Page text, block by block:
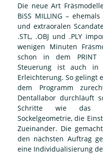
Die neue Art
BiSS MILLING –
und extraoralen
.STL, .OBJ und .PLY
wenigen Minuten
schon in dem PRINT
Steuerung ist auch in
Erleichterung. So gelingt
dem Programm
Dentallabor durchläuft
Schritte wie das
Sockelgeometrie, die
Zueinander. Die
den nächsten Auftrag
eine Individualisierung